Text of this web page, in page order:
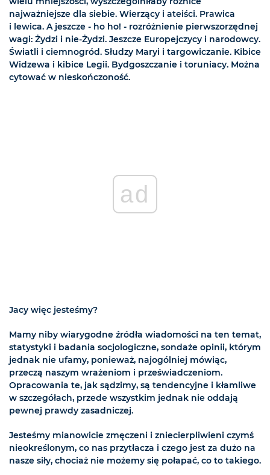
najważniejsze dla siebie. Wierzący i ateiści. Prawica
i lewica. A jeszcze - ho ho! - rozróżnienie pierwszorzędnej
wagi: Żydzi i nie-Żydzi. Jeszcze Europejczycy i narodowcy.
Światli i ciemnogród. Słudzy Maryi i targowiczanie. Kibice
Widzewa i kibice Legii. Bydgoszczanie i toruniacy. Można
cytować w nieskończoność.
ad
Jacy więc jesteśmy?
Mamy niby wiarygodne źródła wiadomości na ten temat,
statystyki i badania socjologiczne, sondaże opinii, którym
jednak nie ufamy, ponieważ, najogólniej mówiąc,
przeczą naszym wrażeniom i przeświadczeniom.
Opracowania te, jak sądzimy, są tendencyjne i kłamliwe
w szczegółach, przede wszystkim jednak nie oddają
pewnej prawdy zasadniczej.
Jesteśmy mianowicie zmęczeni i zniecierpliwieni czymś
nieokreślonym, co nas przytłacza i czego jest za dużo na
nasze siły, chociaż nie możemy się połapać, co to takiego.